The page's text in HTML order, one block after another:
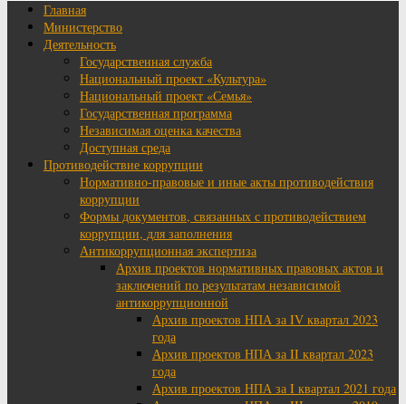
Главная
Министерство
Деятельность
Государственная служба
Национальный проект «Культура»
Национальный проект «Семья»
Государственная программа
Независимая оценка качества
Доступная среда
Противодействие коррупции
Нормативно-правовые и иные акты противодействия
коррупции
Формы документов, связанных с противодействием
коррупции, для заполнения
Антикоррупционная экспертиза
Архив проектов нормативных правовых актов и
заключений по результатам независимой
антикоррупционной
Архив проектов НПА за IV квартал 2023
года
Архив проектов НПА за II квартал 2023
года
Архив проектов НПА за I квартал 2021 года